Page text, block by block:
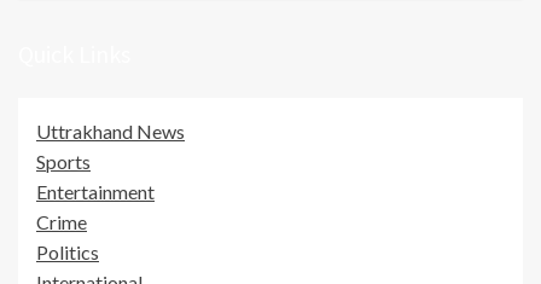
Uttrakhand News
Sports
Entertainment
Crime
Politics